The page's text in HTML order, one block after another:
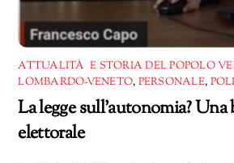
ATTUALITÀ E STORIA DEL POPOLO
LOMBARDO-VENETO, PERSONALE,
La legge sull’autonomia?
elettorale